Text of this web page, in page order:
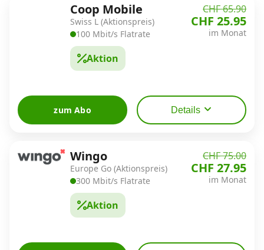
Coop Mobile
Swiss L (Aktionspreis)
100 Mbit/s Flatrate
Aktion
CHF 65.90
CHF 25.95
im Monat
zum Abo Details
Wingo
Europe Go (Aktionspreis)
300 Mbit/s Flatrate
Aktion
CHF 75.00
CHF 27.95
im Monat